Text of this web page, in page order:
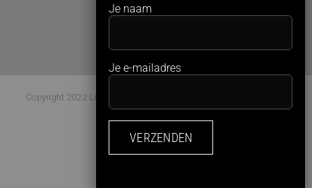
Copyright 2022 Luxury Gardens Magazine | All Rights Reserved |
Facebook
Instagram
Je naam
Je e-mailadres